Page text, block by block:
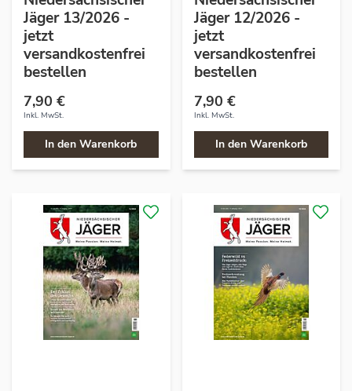
Jäger 13/2026 -
jetzt
versandkostenfrei
bestellen
7,90 €
Inkl. MwSt.
In den Warenkorb
Jäger 12/2026 -
jetzt
versandkostenfrei
bestellen
7,90 €
Inkl. MwSt.
In den Warenkorb